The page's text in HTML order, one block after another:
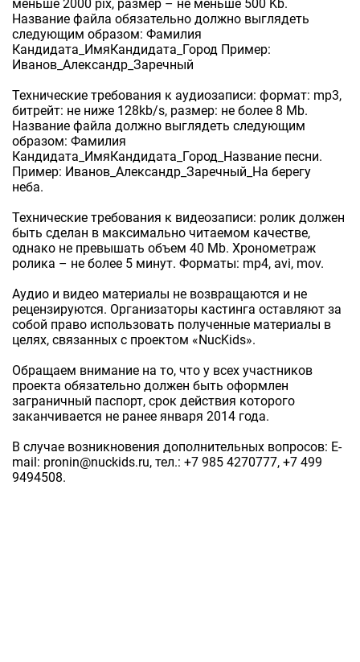
меньше 2000 pix, размер – не меньше 500 Kb.
Название файла обязательно должно выглядеть
следующим образом: Фамилия
Кандидата_ИмяКандидата_Город Пример:
Иванов_Александр_Заречный
Технические требования к аудиозаписи: формат: mp3,
битрейт: не ниже 128kb/s, размер: не более 8 Mb.
Название файла должно выглядеть следующим
образом: Фамилия
Кандидата_ИмяКандидата_Город_Название песни.
Пример: Иванов_Александр_Заречный_На берегу
неба.
Технические требования к видеозаписи: ролик должен
быть сделан в максимально читаемом качестве,
однако не превышать объем 40 Mb. Хронометраж
ролика – не более 5 минут. Форматы: mp4, avi, mov.
Аудио и видео материалы не возвращаются и не
рецензируются. Организаторы кастинга оставляют за
собой право использовать полученные материалы в
целях, связанных с проектом «NucKids».
Обращаем внимание на то, что у всех участников
проекта обязательно должен быть оформлен
заграничный паспорт, срок действия которого
заканчивается не ранее января 2014 года.
В случае возникновения дополнительных вопросов: E-
mail: pronin@nuckids.ru, тел.: +7 985 4270777, +7 499
9494508.